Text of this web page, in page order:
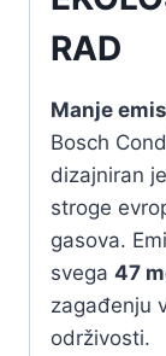
RAD
Manje
Bosch
dizajniran
stroge
gasova.
svega 47
zagađenju
održivosti.